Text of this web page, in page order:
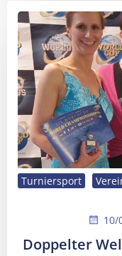
Turniersport
10/
Doppelter